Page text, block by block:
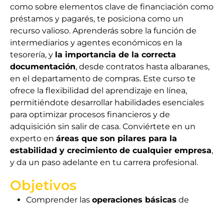
como sobre elementos clave de financiación como
préstamos y pagarés, te posiciona como un
recurso valioso. Aprenderás sobre la función de
intermediarios y agentes económicos en la
tesorería, y la importancia de la correcta
documentación, desde contratos hasta albaranes,
en el departamento de compras. Este curso te
ofrece la flexibilidad del aprendizaje en línea,
permitiéndote desarrollar habilidades esenciales
para optimizar procesos financieros y de
adquisición sin salir de casa. Conviértete en un
experto en áreas que son pilares para la
estabilidad y crecimiento de cualquier empresa,
y da un paso adelante en tu carrera profesional.
Objetivos
Comprender las operaciones básicas de